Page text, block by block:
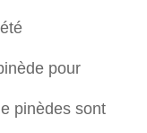
pour
pinèdes sont